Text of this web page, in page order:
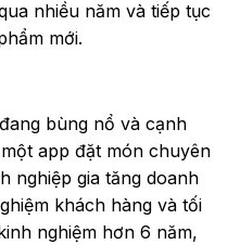
nhiều năm và tiếp tục
mới.
bùng nổ và cạnh
app đặt món chuyên
nghiệp gia tăng doanh
khách hàng và tối
nghiệm hơn 6 năm,